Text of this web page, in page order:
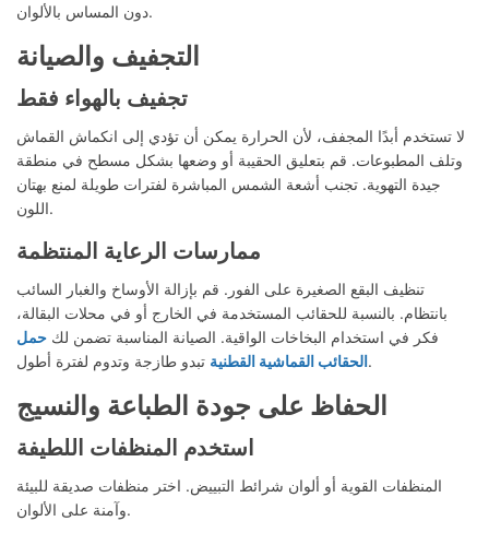
دون المساس بالألوان.
التجفيف والصيانة
تجفيف بالهواء فقط
لا تستخدم أبدًا المجفف، لأن الحرارة يمكن أن تؤدي إلى انكماش القماش
وتلف المطبوعات. قم بتعليق الحقيبة أو وضعها بشكل مسطح في منطقة
جيدة التهوية. تجنب أشعة الشمس المباشرة لفترات طويلة لمنع بهتان
اللون.
ممارسات الرعاية المنتظمة
تنظيف البقع الصغيرة على الفور. قم بإزالة الأوساخ والغبار السائب
بانتظام. بالنسبة للحقائب المستخدمة في الخارج أو في محلات البقالة،
فكر في استخدام البخاخات الواقية. الصيانة المناسبة تضمن لك حمل
الحقائب القماشية القطنيةتبدو طازجة وتدوم لفترة أطول.
الحفاظ على جودة الطباعة والنسيج
استخدم المنظفات اللطيفة
المنظفات القوية أو ألوان شرائط التبييض. اختر منظفات صديقة للبيئة
وآمنة على الألوان.